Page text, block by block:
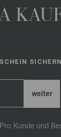
Kunde und